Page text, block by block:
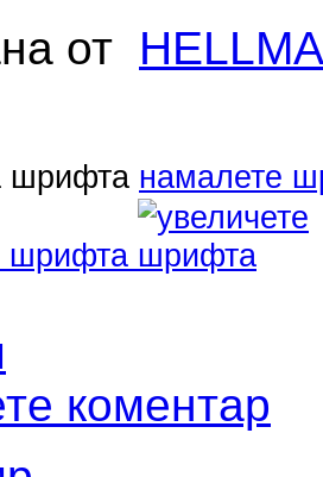
от
шрифта намалете
шрифта
коментар